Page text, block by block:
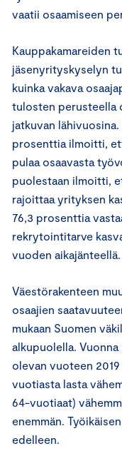
vaatii osaamiseen
Kauppakamareiden
jäsenyrityskyselyn
kuinka vakava
tulosten perusteella
jatkuvan
prosenttia ilmoitti,
pulaa osaavasta
puolestaan ilmoitti,
rajoittaa yrityksen
76,3 prosenttia
rekrytointitarve
vuoden aikajänteellä.
Väestörakenteen
osaajien
mukaan Suomen
alkupuolella.
olevan vuoteen
vuotiasta lasta
64-vuotiaat)
enemmän.
edelleen.